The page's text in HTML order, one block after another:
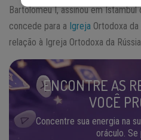
Bartolomeu I, assinou em
concede para a Igreja Ortodoxa
relação à Igreja Ortodoxa da Rússia.
ENCONTRE AS
VOCÊ
Concentre sua energia na
oráculo. Se